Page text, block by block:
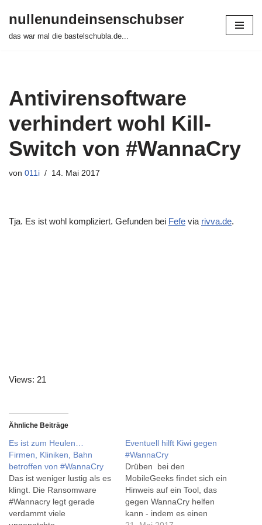
Zum
nullenundeinsenschubser
das war mal die bastelschubla.de...
Antivirensoftware
verhindert wohl Kill-
Switch von #WannaCry
von 011i 14. Mai 2017
Tja. Es ist wohl kompliziert. Gefunden bei Fefe via rivva.de.
Views: 21
Ähnliche Beiträge
Es ist zum Heulen…
Firmen, Kliniken, Bahn
betroffen von #WannaCry
Das ist weniger lustig als es
klingt. Die Ransomware
#Wannacry legt gerade
verdammt viele
Eventuell hilft Kiwi gegen
#WannaCry
Drüben bei den
MobileGeeks findet sich ein
Hinweis auf ein Tool, das
gegen WannaCry helfen
kann - indem es einen